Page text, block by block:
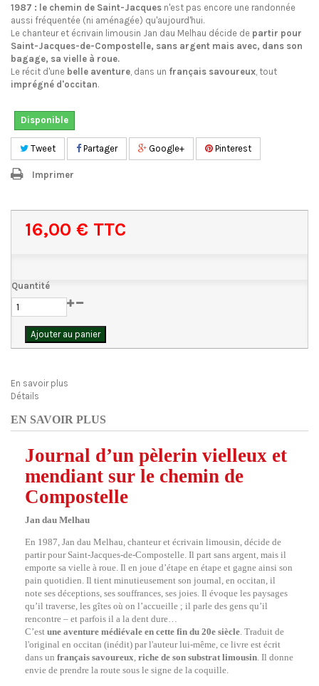
1987 : le chemin de Saint-Jacques n'est pas encore une randonnée
aussi fréquentée (ni aménagée) qu'aujourd'hui.
Le chanteur et écrivain limousin Jan dau Melhau décide de partir pour
Saint-Jacques-de-Compostelle, sans argent mais avec, dans son
bagage, sa vielle à roue.
Le récit d'une belle aventure, dans un français savoureux, tout
imprégné d'occitan.
Disponible
Tweet Partager Google+ Pinterest
Imprimer
16,00 € TTC
Quantité
Ajouter au panier
En savoir plus
Détails
EN SAVOIR PLUS
Journal d’un pèlerin vielleux et
mendiant sur le chemin de
Compostelle
Jan dau Melhau
En 1987, Jan dau Melhau, chanteur et écrivain limousin, décide de
partir pour Saint-Jacques-de-Compostelle. Il part sans argent, mais il
emporte sa vielle à roue. Il en joue d’étape en étape et gagne ainsi son
pain quotidien. Il tient minutieusement son journal, en occitan, il
note ses déceptions, ses souffrances, ses joies. Il évoque les paysages
qu’il traverse, les gîtes où on l’accueille ; il parle des gens qu’il
rencontre – et parfois il a la dent dure…
C’est une aventure médiévale en cette fin du 20e siècle. Traduit de
l'original en occitan (inédit) par l'auteur lui-même, ce livre est écrit
dans un français savoureux, riche de son substrat limousin. Il donne
envie de prendre la route sous le signe de la coquille.